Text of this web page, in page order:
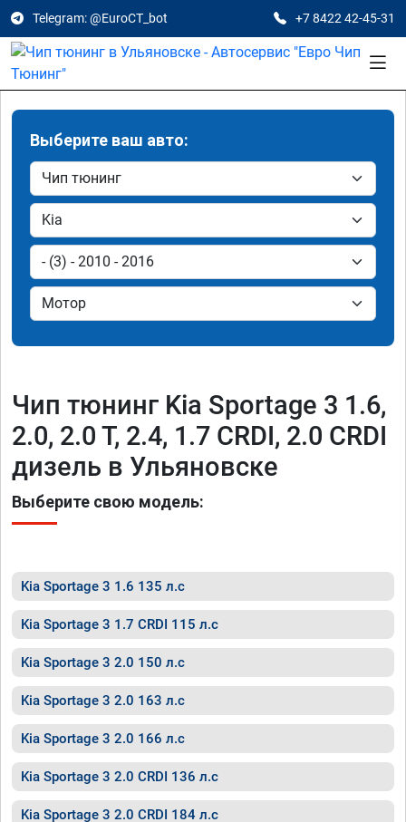
Telegram: @EuroCT_bot +7 8422 42-45-31
Выберите ваш авто:
Чип тюнинг Kia Sportage 3 1.6,
2.0, 2.0 T, 2.4, 1.7 CRDI, 2.0 CRDI
дизель в Ульяновске
Выберите свою модель:
Kia Sportage 3 1.6 135 л.с
Kia Sportage 3 1.7 CRDI 115 л.с
Kia Sportage 3 2.0 150 л.с
Kia Sportage 3 2.0 163 л.с
Kia Sportage 3 2.0 166 л.с
Kia Sportage 3 2.0 CRDI 136 л.с
Kia Sportage 3 2.0 CRDI 184 л.с